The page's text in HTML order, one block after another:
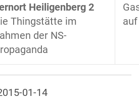
Heiligenberg 2
Thingstätte im
der NS-
01-14